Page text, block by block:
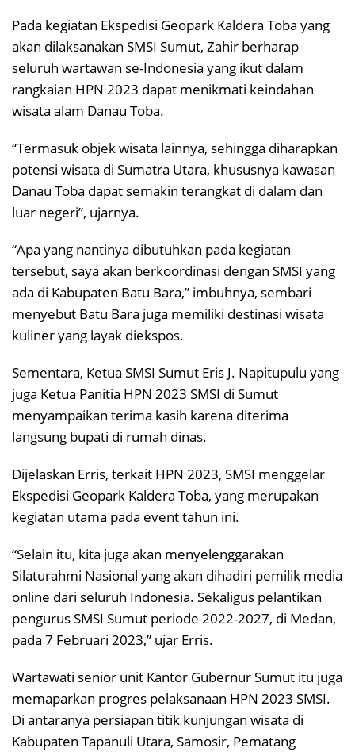
Pada kegiatan Ekspedisi Geopark Kaldera Toba yang
akan dilaksanakan SMSI Sumut, Zahir berharap
seluruh wartawan se-Indonesia yang ikut dalam
rangkaian HPN 2023 dapat menikmati keindahan
wisata alam Danau Toba.
“Termasuk objek wisata lainnya, sehingga diharapkan
potensi wisata di Sumatra Utara, khususnya kawasan
Danau Toba dapat semakin terangkat di dalam dan
luar negeri”, ujarnya.
“Apa yang nantinya dibutuhkan pada kegiatan
tersebut, saya akan berkoordinasi dengan SMSI yang
ada di Kabupaten Batu Bara,” imbuhnya, sembari
menyebut Batu Bara juga memiliki destinasi wisata
kuliner yang layak diekspos.
Sementara, Ketua SMSI Sumut Eris J. Napitupulu yang
juga Ketua Panitia HPN 2023 SMSI di Sumut
menyampaikan terima kasih karena diterima
langsung bupati di rumah dinas.
Dijelaskan Erris, terkait HPN 2023, SMSI menggelar
Ekspedisi Geopark Kaldera Toba, yang merupakan
kegiatan utama pada event tahun ini.
“Selain itu, kita juga akan menyelenggarakan
Silaturahmi Nasional yang akan dihadiri pemilik media
online dari seluruh Indonesia. Sekaligus pelantikan
pengurus SMSI Sumut periode 2022-2027, di Medan,
pada 7 Februari 2023,” ujar Erris.
Wartawati senior unit Kantor Gubernur Sumut itu juga
memaparkan progres pelaksanaan HPN 2023 SMSI.
Di antaranya persiapan titik kunjungan wisata di
Kabupaten Tapanuli Utara, Samosir, Pematang